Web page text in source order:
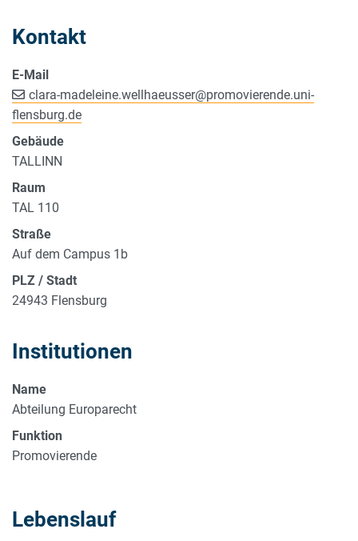
Kontakt
E-Mail
clara-madeleine.wellhaeusser@promovierende.uni-
flensburg.de
Gebäude
TALLINN
Raum
TAL 110
Straße
Auf dem Campus 1b
PLZ / Stadt
24943 Flensburg
Institutionen
Name
Abteilung Europarecht
Funktion
Promovierende
Lebenslauf